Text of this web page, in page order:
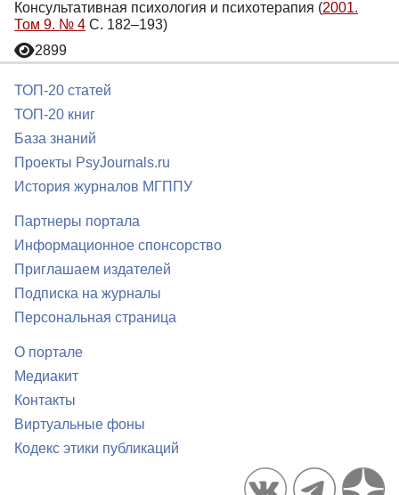
Консультативная психология и психотерапия (2001.
Том 9. № 4 С. 182–193)
2899
ТОП-20 статей
ТОП-20 книг
База знаний
Проекты PsyJournals.ru
История журналов МГППУ
Партнеры портала
Информационное спонсорство
Приглашаем издателей
Подписка на журналы
Персональная страница
О портале
Медиакит
Контакты
Виртуальные фоны
Кодекс этики публикаций